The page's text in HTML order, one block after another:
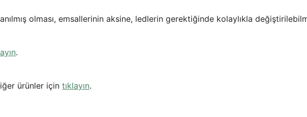
olması, emsallerinin aksine, ledlerin gerektiğinde kolaylıkla
.
ürünler için tıklayın.